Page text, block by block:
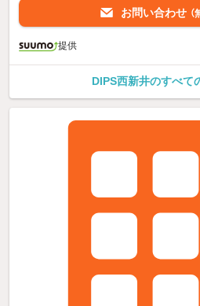
お問い合わせ （
提供
DIPS西新井のすべて